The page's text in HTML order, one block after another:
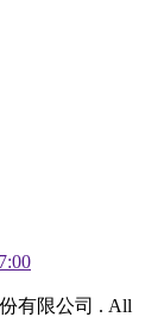
有限公司 . All